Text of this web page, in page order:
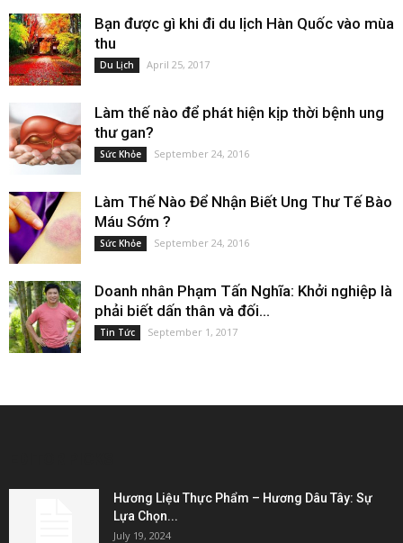
Bạn được gì khi đi du lịch Hàn Quốc vào mùa
thu
Du Lịch April 25, 2017
Làm thế nào để phát hiện kịp thời bệnh ung
thư gan?
Sức Khỏe September 24, 2016
Làm Thế Nào Để Nhận Biết Ung Thư Tế Bào
Máu Sớm ?
Sức Khỏe September 24, 2016
Doanh nhân Phạm Tấn Nghĩa: Khởi nghiệp là
phải biết dấn thân và đối...
Tin Tức September 1, 2017
Hương Liệu Thực Phẩm – Hương Dâu Tây: Sự
Lựa Chọn...
July 19, 2024